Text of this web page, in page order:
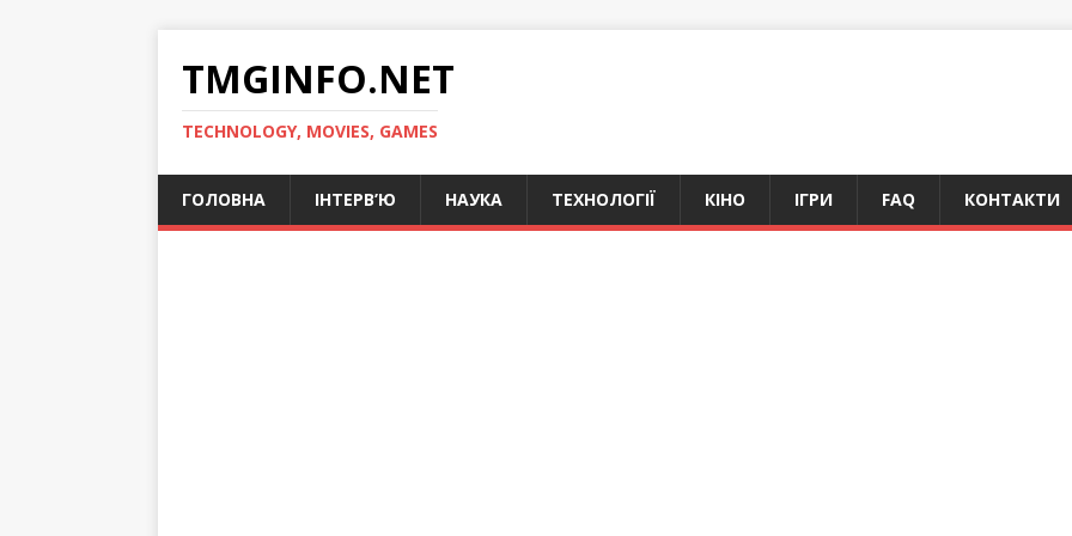
TMGINFO.NET
ТECHNOLOGY, MOVIES, GAMES
ГОЛОВНА ІНТЕРВ’Ю НАУКА ТЕХНОЛОГІЇ КІНО ІГРИ FAQ КОНТАКТИ